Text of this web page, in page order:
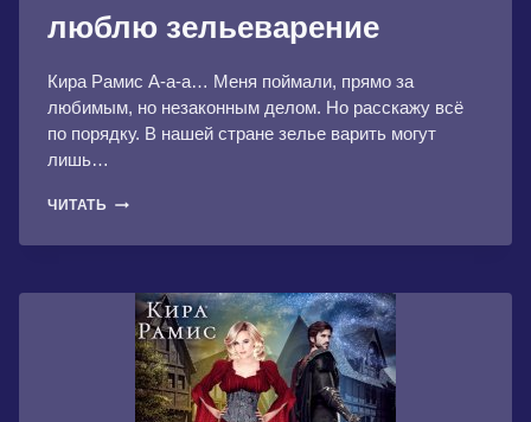
люблю зельеварение
Кира Рамис А-а-а… Меня поймали, прямо за
любимым, но незаконным делом. Но расскажу всё
по порядку. В нашей стране зелье варить могут
лишь…
ЧИТАТЬ АКАДЕМИЯ
ИЛИ
ЗЕЛЬЕВАРЕНИЕ